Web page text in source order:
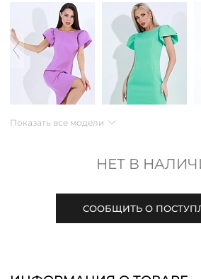
МОСКВА
+7 (800) 511-35-10
/
Показать все модели
НЕТ В
СООБЩИТЬ О